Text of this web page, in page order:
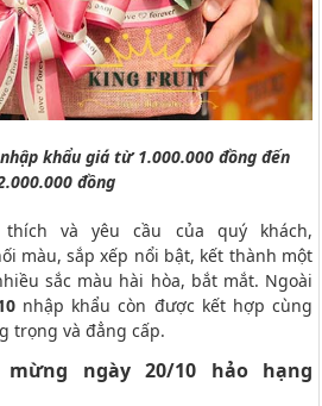
khẩu giá từ 1.000.000 đồng đến
đồng
và yêu cầu của quý khách,
màu, sắp xếp nổi bật, kết thành một
sắc màu hài hòa, bắt mắt. Ngoài
nhập khẩu còn được kết hợp cùng
trọng và đẳng cấp.
ngày 20/10 hảo hạng